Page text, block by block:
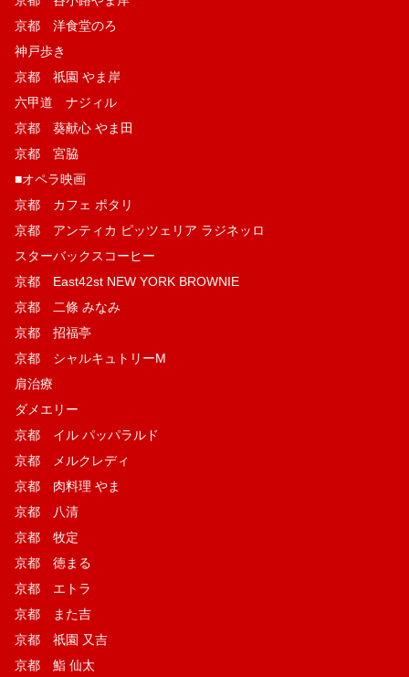
京都 洋食堂のろ
神戸歩き
京都 祇園 やま岸
六甲道 ナジィル
京都 葵献心 やま田
京都 宮脇
■オペラ映画
京都 カフェ ポタリ
京都 アンティカ ピッツェリア ラジネッロ
スターバックスコーヒー
京都 East42st NEW YORK BROWNIE
京都 二條 みなみ
京都 招福亭
京都 シャルキュトリーM
肩治療
ダメエリー
京都 イル パッパラルド
京都 メルクレディ
京都 肉料理 やま
京都 八清
京都 牧定
京都 徳まる
京都 エトラ
京都 また吉
京都 祇園 又吉
京都 鮨 仙太